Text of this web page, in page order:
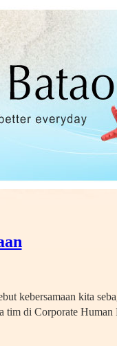
kita
di Corporate